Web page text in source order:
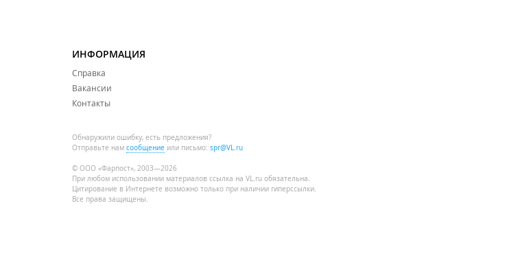
ИНФОРМАЦИЯ
Справка
Вакансии
Контакты
Обнаружили ошибку, есть предложения?
Отправьте нам сообщение или письмо: spr@VL.ru
© ООО «Фарпост», 2003—2026
При любом использовании материалов ссылка на VL.ru обязательна.
Цитирование в Интернете возможно только при наличии гиперссылки.
Все права защищены.